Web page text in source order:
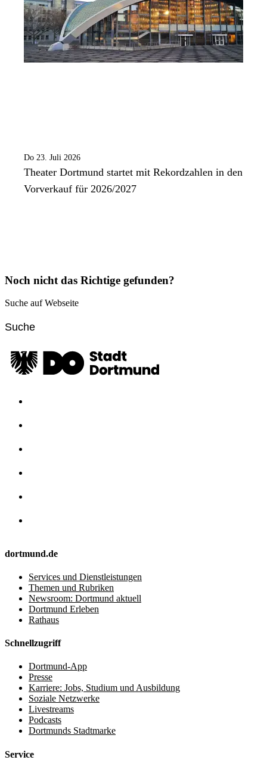
Do 23. Juli 2026
Theater Dortmund startet mit Rekordzahlen in den
Vorverkauf für 2026/2027
Noch nicht das Richtige gefunden?
Suche auf Webseite
dortmund.de
Services und Dienstleistungen
Themen und Rubriken
Newsroom: Dortmund aktuell
Dortmund Erleben
Rathaus
Schnellzugriff
Dortmund-App
Presse
Karriere: Jobs, Studium und Ausbildung
Soziale Netzwerke
Livestreams
Podcasts
Dortmunds Stadtmarke
Service